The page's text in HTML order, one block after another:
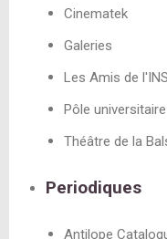
Cinematek
Galeries
Les Amis de
Pôle
Théâtre de la
Periodiques
Antilope